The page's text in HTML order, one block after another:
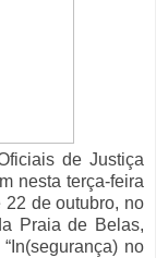
de Justiça
nesta terça-feira
22 de outubro, no
Praia de Belas,
no